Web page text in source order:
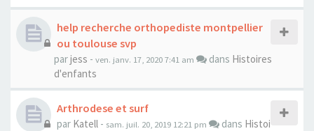
help recherche orthopediste montpellier
ou toulouse svp
parjess - ven. janv. 17, 2020 7:41 am dans Histoires
d'enfants
Arthrodese et surf
par Katell - sam. juil. 20, 2019 12:21 pm dans Histoi